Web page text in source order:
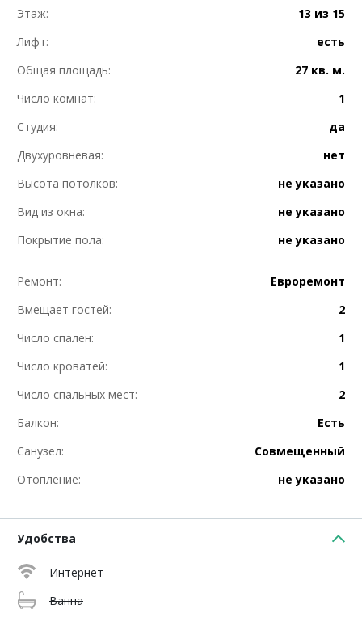
Этаж:
13 из 15
Лифт:
есть
Общая площадь:
27 кв. м.
Число комнат:
1
Студия:
да
Двухуровневая:
нет
Высота потолков:
не указано
Вид из окна:
не указано
Покрытие пола:
не указано
Ремонт:
Евроремонт
Вмещает гостей:
2
Число спален:
1
Число кроватей:
1
Число спальных мест:
2
Балкон:
Есть
Санузел:
Совмещенный
Отопление:
не указано
Удобства
Интернет
Ванна